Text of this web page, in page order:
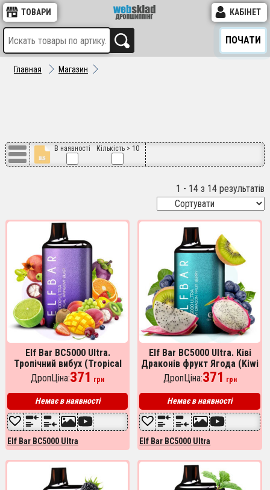
ТОВАРИ КАБІНЕТ
ПОЧАТИ
Главная Магазин
В наявності Кількість > 10
1 - 14 з 14 результатів
Elf Bar BC5000 Ultra.
Тропічний вибух (Tropical
Rainbow Blast)
ДропЦіна:371 грн
Немає в наявності
Elf Bar BC5000 Ultra
Elf Bar BC5000 Ultra. Ківі
Драконів фрукт Ягода (Kiwi
Dragon Fruit Berry)
ДропЦіна:371 грн
Немає в наявності
Elf Bar BC5000 Ultra